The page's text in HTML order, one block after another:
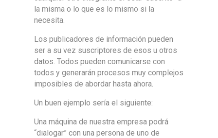
la misma o lo que es lo mismo si la
necesita.
Los publicadores de información pueden
ser a su vez suscriptores de esos u otros
datos. Todos pueden comunicarse con
todos y generarán procesos muy complejos
imposibles de abordar hasta ahora.
Un buen ejemplo sería el siguiente:
Una máquina de nuestra empresa podrá
“dialogar” con una persona de uno de